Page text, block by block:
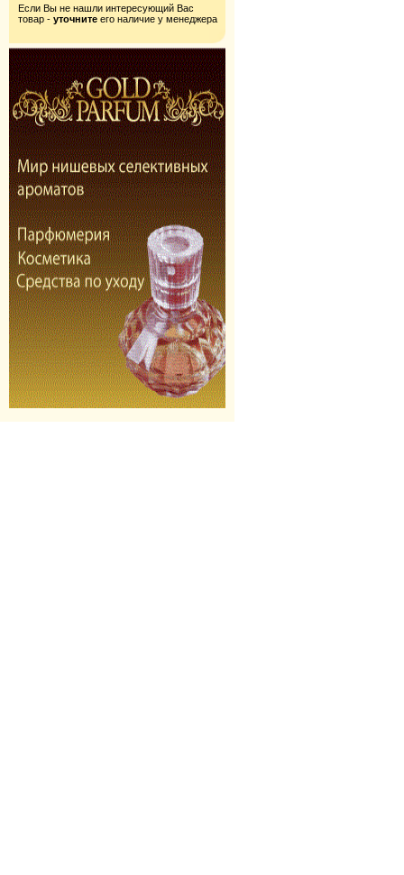
Если Вы не нашли интересующий Вас
товар - уточните его наличие у менеджера